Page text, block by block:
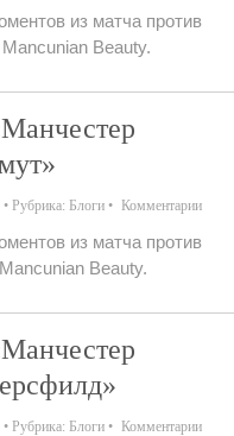
из матча против
Beauty.
Рубрика: Блоги Комментарии
из матча против
Beauty.
Рубрика: Блоги Комментарии